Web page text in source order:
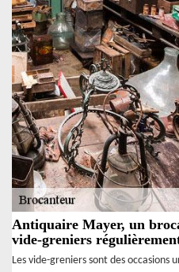
Antiquaire Mayer, un
vide-greniers
Les vide-greniers sont des occasions